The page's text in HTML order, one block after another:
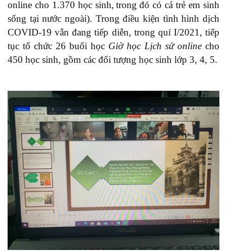
online cho 1.370 học sinh, trong đó có cả trẻ em sinh
sống tại nước ngoài). Trong điều kiện tình hình dịch
COVID-19 vẫn đang tiếp diễn, trong quí I/2021, tiếp
tục tổ chức 26 buổi học Giờ học Lịch sử online cho
450 học sinh, gồm các đối tượng học sinh lớp 3, 4, 5.